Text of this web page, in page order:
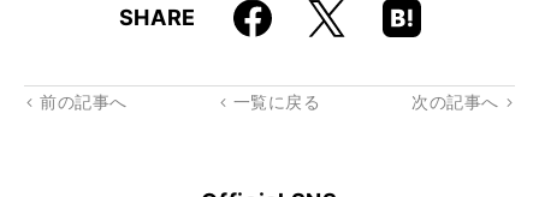
SHARE Faceboo
k
X
Hatena
Boo
rk
前の記事へ 一覧に戻る 次の記事へ